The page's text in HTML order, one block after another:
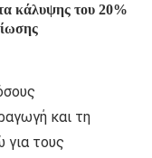
κάλυψης του 20%
και τη
για τους